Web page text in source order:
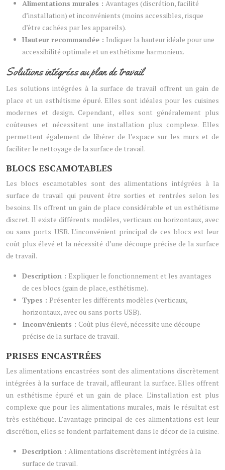
Alimentations murales : Avantages (discrétion, facilité
d’installation) et inconvénients (moins accessibles, risque
d’être cachées par les appareils).
Hauteur recommandée : Indiquer la hauteur idéale pour une
accessibilité optimale et un esthétisme harmonieux.
Solutions intégrées au plan de travail
Les solutions intégrées à la surface de travail offrent un gain de
place et un esthétisme épuré. Elles sont idéales pour les cuisines
modernes et design. Cependant, elles sont généralement plus
coûteuses et nécessitent une installation plus complexe. Elles
permettent également de libérer de l’espace sur les murs et de
faciliter le nettoyage de la surface de travail.
BLOCS ESCAMOTABLES
Les blocs escamotables sont des alimentations intégrées à la
surface de travail qui peuvent être sorties et rentrées selon les
besoins. Ils offrent un gain de place considérable et un esthétisme
discret. Il existe différents modèles, verticaux ou horizontaux, avec
ou sans ports USB. L’inconvénient principal de ces blocs est leur
coût plus élevé et la nécessité d’une découpe précise de la surface
de travail.
Description : Expliquer le fonctionnement et les avantages
de ces blocs (gain de place, esthétisme).
Types : Présenter les différents modèles (verticaux,
horizontaux, avec ou sans ports USB).
Inconvénients : Coût plus élevé, nécessite une découpe
précise de la surface de travail.
PRISES ENCASTRÉES
Les alimentations encastrées sont des alimentations discrètement
intégrées à la surface de travail, affleurant la surface. Elles offrent
un esthétisme épuré et un gain de place. L’installation est plus
complexe que pour les alimentations murales, mais le résultat est
très esthétique. L’avantage principal de ces alimentations est leur
discrétion, elles se fondent parfaitement dans le décor de la cuisine.
Description : Alimentations discrètement intégrées à la
surface de travail.